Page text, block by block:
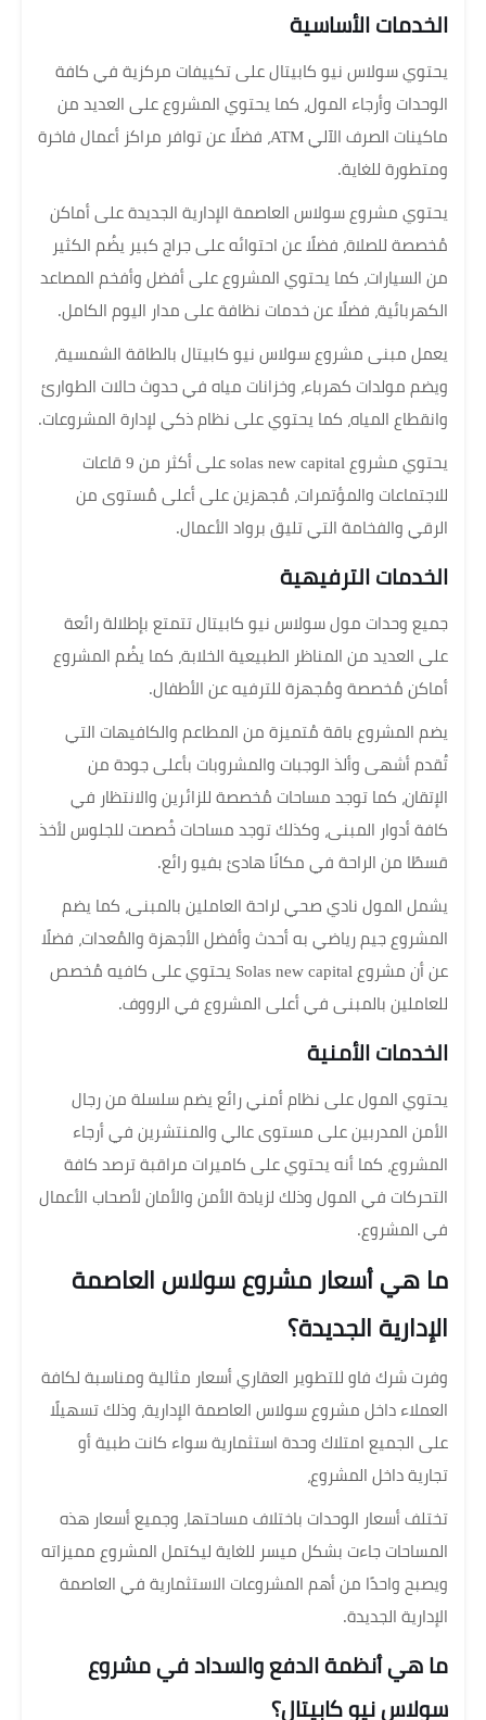
الخدمات الأساسية
يحتوي سولاس نيو كابيتال على تكييفات مركزية في كافة
الوحدات وأرجاء المول، كما يحتوي المشروع على العديد من
ماكينات الصرف الآلي ATM، فضلًا عن توافر مراكز أعمال فاخرة
ومتطورة للغاية.
يحتوي مشروع سولاس العاصمة الإدارية الجديدة على أماكن
مُخصصة للصلاة، فضلًا عن احتوائه على جراج كبير يضُم الكثير
من السيارات، كما يحتوي المشروع على أفضل وأفخم المصاعد
الكهربائية، فضلًا عن خدمات نظافة على مدار اليوم الكامل.
يعمل مبنى مشروع سولاس نيو كابيتال بالطاقة الشمسية،
ويضم مولدات كهرباء، وخزانات مياه في حدوث حالات الطوارئ
وانقطاع المياه، كما يحتوي على نظام ذكي لإدارة المشروعات.
يحتوي مشروع solas new capital على أكثر من 9 قاعات
للاجتماعات والمؤتمرات، مُجهزين على أعلى مُستوى من
الرقي والفخامة التي تليق برواد الأعمال.
الخدمات الترفيهية
جميع وحدات مول سولاس نيو كابيتال تتمتع بإطلالة رائعة
على العديد من المناظر الطبيعية الخلابة، كما يضُم المشروع
أماكن مُخصصة ومُجهزة للترفيه عن الأطفال.
يضم المشروع باقة مُتميزة من المطاعم والكافيهات التي
تُقدم أشهى وألذ الوجبات والمشروبات بأعلى جودة من
الإتقان، كما توجد مساحات مُخصصة للزائرين والانتظار في
كافة أدوار المبنى، وكذلك توجد مساحات خُصصت للجلوس لأخذ
قسطًا من الراحة في مكانًا هادئ بفيو رائع.
يشمل المول نادي صحي لراحة العاملين بالمبنى، كما يضم
المشروع جيم رياضي به أحدث وأفضل الأجهزة والمُعدات، فضلًا
عن أن مشروع Solas new capital يحتوي على كافيه مُخصص
للعاملين بالمبنى في أعلى المشروع في الرووف.
الخدمات الأمنية
يحتوي المول على نظام أمني رائع يضم سلسلة من رجال
الأمن المدربين على مستوى عالي والمنتشرين في أرجاء
المشروع، كما أنه يحتوي على كاميرات مراقبة ترصد كافة
التحركات في المول وذلك لزيادة الأمن والأمان لأصحاب الأعمال
في المشروع.
ما هي أسعار مشروع سولاس العاصمة
الإدارية الجديدة؟
وفرت شرك فاو للتطوير العقاري أسعار مثالية ومناسبة لكافة
العملاء داخل مشروع سولاس العاصمة الإدارية، وذلك تسهيلًا
على الجميع امتلاك وحدة استثمارية سواء كانت طبية أو
تجارية داخل المشروع،
تختلف أسعار الوحدات باختلاف مساحتها، وجميع أسعار هذه
المساحات جاءت بشكل ميسر للغاية ليكتمل المشروع مميزاته
ويصبح واحدًا من أهم المشروعات الاستثمارية في العاصمة
الإدارية الجديدة.
ما هي أنظمة الدفع والسداد في مشروع
سولاس نيو كابيتال؟